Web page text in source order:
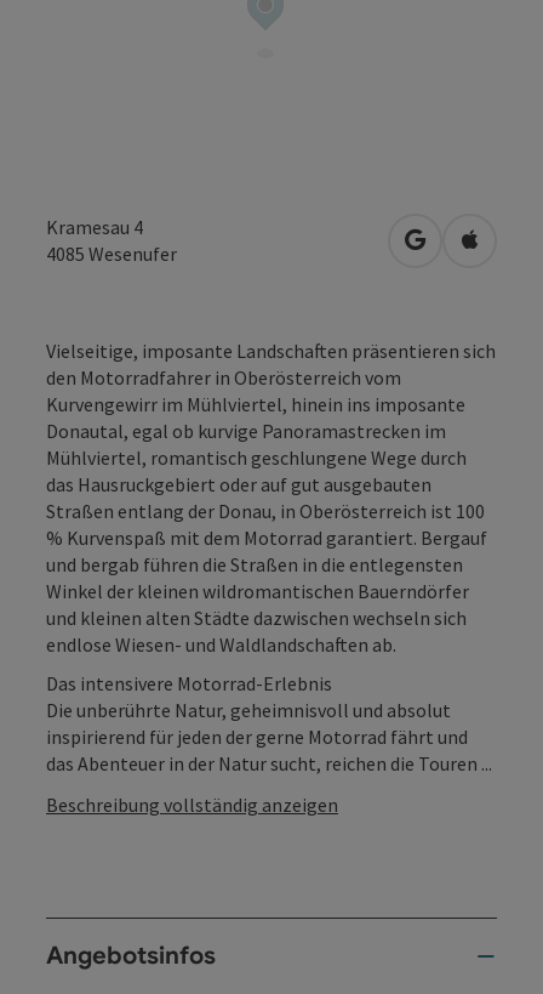
Kramesau 4
4085 Wesenufer in Google
in
Vielseitige, imposante Landschaften präsentieren sich
den Motorradfahrer in Oberösterreich vom
Kurvengewirr im Mühlviertel, hinein ins imposante
Donautal, egal ob kurvige Panoramastrecken im
Mühlviertel, romantisch geschlungene Wege durch
das Hausruckgebiert oder auf gut ausgebauten
Straßen entlang der Donau, in Oberösterreich ist 100
% Kurvenspaß mit dem Motorrad garantiert. Bergauf
und bergab führen die Straßen in die entlegensten
Winkel der kleinen wildromantischen Bauerndörfer
und kleinen alten Städte dazwischen wechseln sich
endlose Wiesen- und Waldlandschaften ab.
Das intensivere Motorrad-Erlebnis
Die unberührte Natur, geheimnisvoll und absolut
inspirierend für jeden der gerne Motorrad fährt und
das Abenteuer in der Natur sucht, reichen die Touren ...
Beschreibung vollständig anzeigen
Angebotsinfos